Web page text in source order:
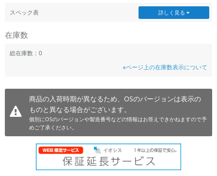
スペック表 詳しく見る
在庫数
総在庫数：0
※ページ上の在庫数表示について
商品の入荷時期が異なるため、OSのバージョンは表示の
ものと異なる場合がございます。
個別にOSのバージョンや製造番号などの情報はお答えできかねますので予
めご了承ください。
年 月 まで